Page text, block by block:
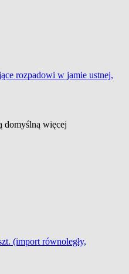
rozpadowi w jamie ustnej,
domyślną więcej
(import równoległy,